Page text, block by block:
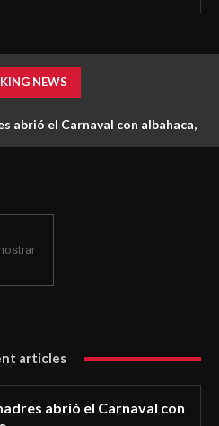
NEWS
abrió el Carnaval con albahaca,
articles
abrió el Carnaval con